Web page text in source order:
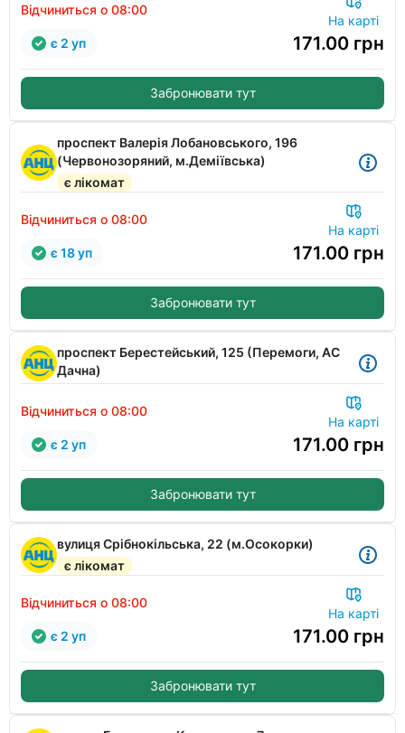
Відчиниться о 08:00
На карті
171.00 грн
є 2 уп
Забронювати тут
проспект Валерія Лобановського, 196
(Червонозоряний, м.Деміївська)
є лікомат
Відчиниться о 08:00
На карті
171.00 грн
є 18 уп
Забронювати тут
проспект Берестейський, 125 (Перемоги, АС
Дачна)
Відчиниться о 08:00
На карті
171.00 грн
є 2 уп
Забронювати тут
вулиця Срібнокільська, 22 (м.Осокорки)
є лікомат
Відчиниться о 08:00
На карті
171.00 грн
є 2 уп
Забронювати тут